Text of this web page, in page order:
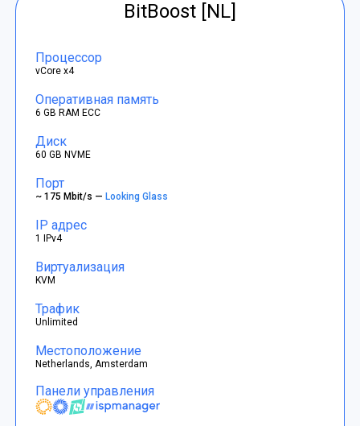
BitBoost [NL]
Процессор
vCore x4
Оперативная память
6 GB RAM ECC
Диск
60 GB NVME
Порт
~ 175 Mbit/s —Looking Glass
IP адрес
1 IPv4
Виртуализация
KVM
Трафик
Unlimited
Местоположение
Netherlands, Amsterdam
Панели управления